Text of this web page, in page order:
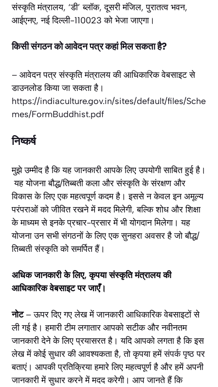
संस्कृति मंत्रालय, ‘डी’ ब्लॉक, दूसरी मंजिल, पुरातत्व भवन,
आईएनए, नई दिल्ली-110023 को भेजा जाएगा।
किसी संगठन को आवेदन पत्र कहां मिल सकता है?
– आवेदन पत्र संस्कृति मंत्रालय की आधिकारिक वेबसाइट से
डाउनलोड किया जा सकता है।
https://indiaculture.gov.in/sites/default/files/Sche
mes/FormBuddhist.pdf
निष्कर्ष
मुझे उम्मीद है कि यह जानकारी आपके लिए उपयोगी साबित हुई है।
यह योजना बौद्ध/तिब्बती कला और संस्कृति के संरक्षण और
विकास के लिए एक महत्वपूर्ण कदम है। इससे न केवल इन अमूल्य
परंपराओं को जीवित रखने में मदद मिलेगी, बल्कि शोध और शिक्षा
के माध्यम से इनके प्रचार-प्रसार में भी योगदान मिलेगा। यह
योजना उन सभी संगठनों के लिए एक सुनहरा अवसर है जो बौद्ध/
तिब्बती संस्कृति को समर्पित हैं।
अधिक जानकारी के लिए, कृपया संस्कृति मंत्रालय की
आधिकारिक वेबसाइट पर जाएँ।
नोट– ऊपर दिए गए लेख में जानकारी आधिकारिक वेबसाइटों से
ली गई है। हमारी टीम लगातार आपको सटीक और नवीनतम
जानकारी देने के लिए प्रयासरत है। यदि आपको लगता है कि इस
लेख में कोई सुधार की आवश्यकता है, तो कृपया हमेंसंपर्क पृष्ठपर
बताएं। आपकी प्रतिक्रिया हमारे लिए महत्वपूर्ण है और हमें अपनी
जानकारी में सुधार करने में मदद करेगी। आप जानते हैं कि